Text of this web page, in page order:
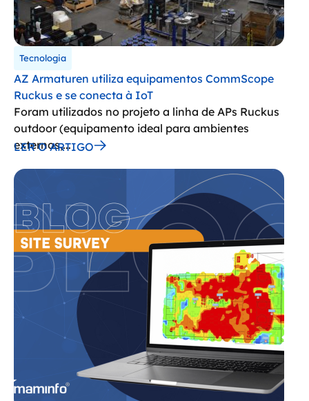
Tecnologia
AZ Armaturen utiliza equipamentos CommScope
Ruckus e se conecta à IoT
Foram utilizados no projeto a linha de APs Ruckus
outdoor (equipamento ideal para ambientes
externos,...
LER O ARTIGO